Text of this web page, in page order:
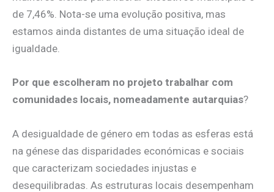
de 7,46%. Nota-se uma evolução positiva, mas
estamos ainda distantes de uma situação ideal de
igualdade.
Por que escolheram no projeto trabalhar com
comunidades locais, nomeadamente autarquias?
A desigualdade de género em todas as esferas está
na génese das disparidades económicas e sociais
que caracterizam sociedades injustas e
desequilibradas. As estruturas locais desempenham